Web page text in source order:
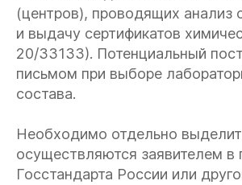
(центров), проводящих
и выдачу сертификатов
20/33133). Потенциальный
письмом при выборе
состава.
Необходимо отдельно
осуществляются заявителем в
Госстандарта России или